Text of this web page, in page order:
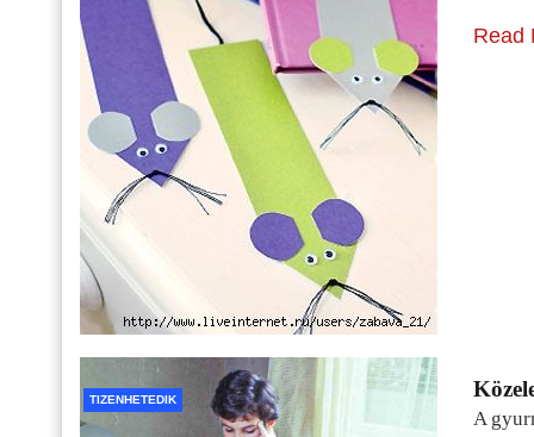
Read
TIZENHETEDIK
A